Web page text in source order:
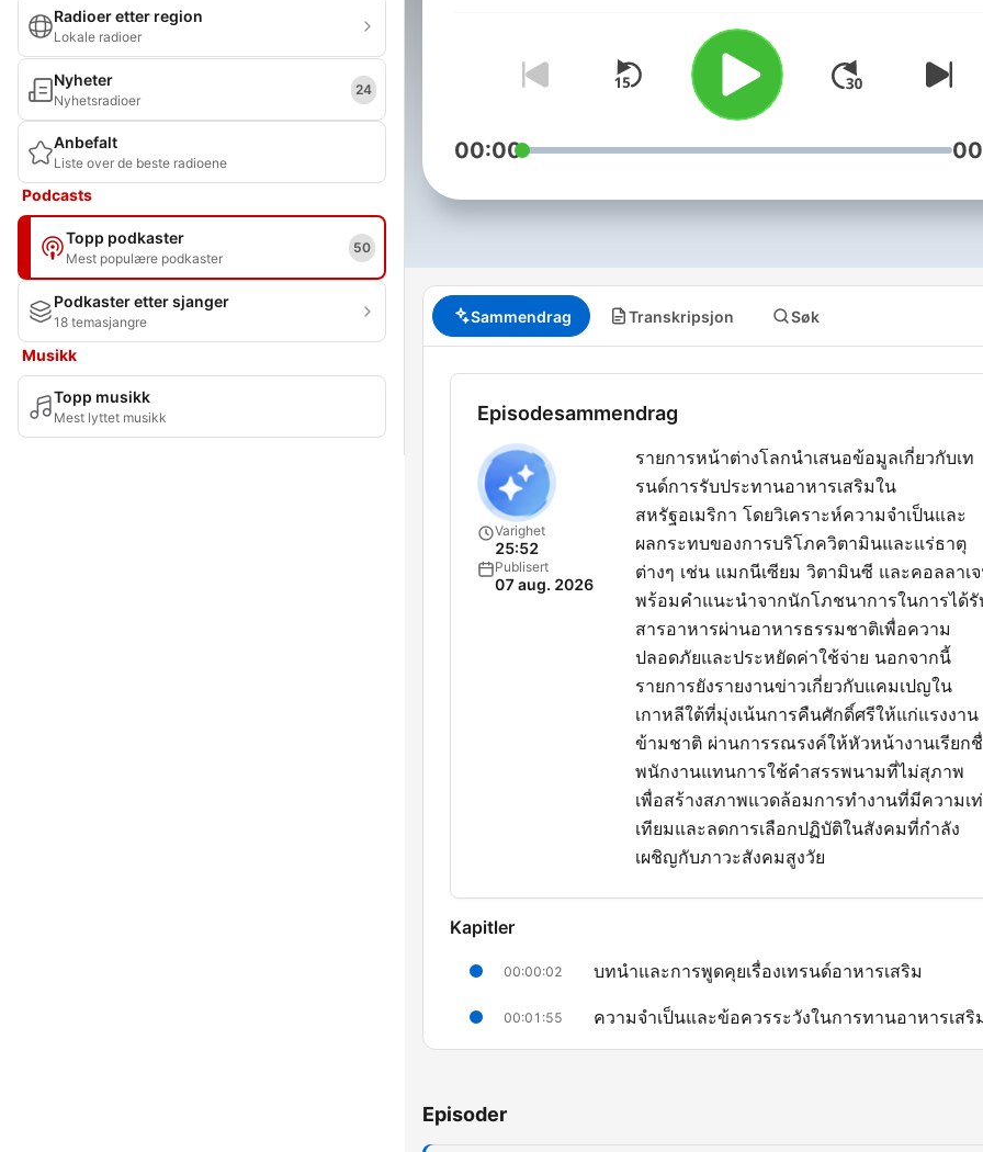
Radioer etter region
Lokale radioer
Nyheter
Nyhetsradioer
24
Anbefalt
Liste over de beste radioene
Podcasts
Topp podkaster
Mest populære podkaster
50
Podkaster etter sjanger
18 temasjangre
Musikk
Topp musikk
Mest lyttet musikk
00:00
Sammendrag Transkripsjon Søk
Episodesammendrag
Varighet
25:52
Publisert
07 aug. 2026
รายการหน้าต่างโลกนำเสนอข้อมูลเกี่ยวกับเท
รนด์การรับประทานอาหารเสริมใน
สหรัฐอเมริกา โดยวิเคราะห์ความจำเป็นและ
ผลกระทบของการบริโภควิตามินและแร่ธาตุ
ต่างๆ เช่น แมกนีเซียม วิตามินซี และคอลลาเ
พร้อมคำแนะนำจากนักโภชนาการในการได้รั
สารอาหารผ่านอาหารธรรมชาติเพื่อความ
ปลอดภัยและประหยัดค่าใช้จ่าย นอกจากนี้
รายการยังรายงานข่าวเกี่ยวกับแคมเปญใน
เกาหลีใต้ที่มุ่งเน้นการคืนศักดิ์ศรีให้แก่แรงงาน
ข้ามชาติ ผ่านการรณรงค์ให้หัวหน้างานเรียก
พนักงานแทนการใช้คำสรรพนามที่ไม่สุภาพ
เพื่อสร้างสภาพแวดล้อมการทำงานที่มีความเ
เทียมและลดการเลือกปฏิบัติในสังคมที่กำลัง
เผชิญกับภาวะสังคมสูงวัย
Kapitler
00:00:02 บทนำและการพูดคุยเรื่องเทรนด์อาหารเสริม
00:01:55 ความจำเป็นและข้อควรระวังในการทานอาหารเสริ
Episoder